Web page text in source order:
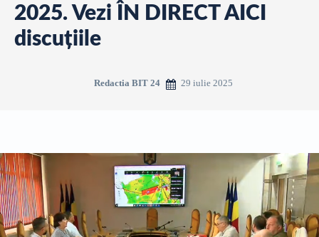
2025. Vezi ÎN DIRECT AICI
discuțiile
Redactia BIT 24 29 iulie 2025